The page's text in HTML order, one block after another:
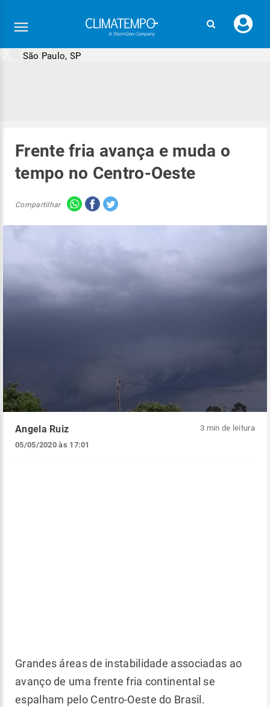
seu
São Paulo, SP
Frente fria avança e muda o
tempo no Centro-Oeste
Compartilhar
Angela Ruiz
05/05/2020 às 17:01
3 min de leitura
Grandes áreas de instabilidade associadas ao
avanço de uma frente fria continental se
espalham pelo Centro-Oeste do Brasil.